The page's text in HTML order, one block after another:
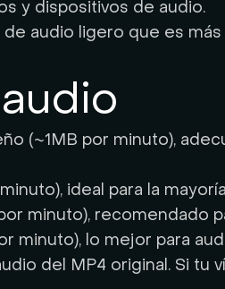
y dispositivos de audio.
audio ligero que es
(~1MB por minuto),
ideal para la
minuto), recomendado
minuto), lo mejor para
del MP4 original. Si tu